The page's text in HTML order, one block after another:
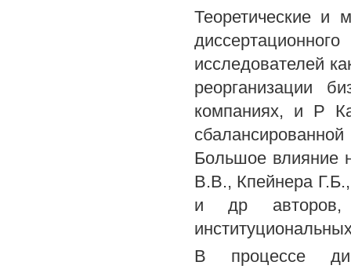
Теоретические и
исследователей
реорганизации
компаниях, и Р
Большое влияние
В.В., Кпейнера
и др авторов,
В процессе